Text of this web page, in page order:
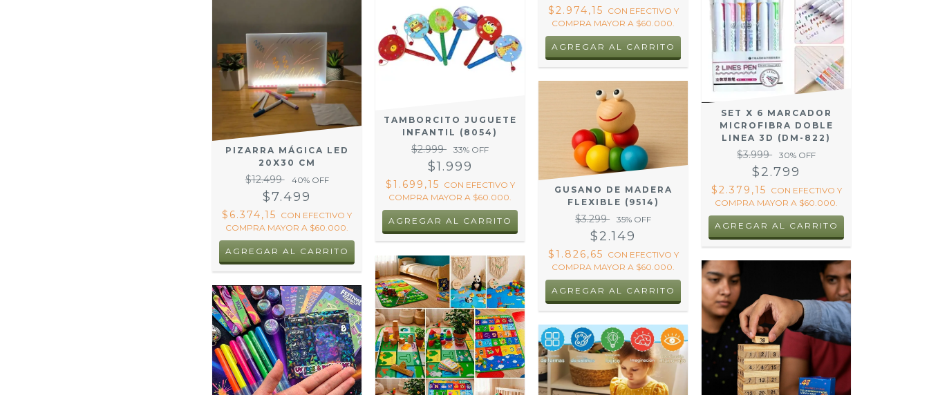
$2.974,15 CON EFECTIVO Y
COMPRA MAYOR A $60.000.
PIZARRA MÁGICA LED
20X30 CM
$12.499 40% OFF
$7.499
$6.374,15 CON EFECTIVO Y
COMPRA MAYOR A $60.000.
TAMBORCITO JUGUETE
INFANTIL (8054)
$2.999 33% OFF
$1.999
$1.699,15 CON EFECTIVO Y
COMPRA MAYOR A $60.000.
GUSANO DE MADERA
FLEXIBLE (9514)
$3.299 35% OFF
$2.149
$1.826,65 CON EFECTIVO Y
COMPRA MAYOR A $60.000.
SET X 6 MARCADOR
MICROFIBRA DOBLE
LINEA 3D (DM-822)
$3.999 30% OFF
$2.799
$2.379,15 CON EFECTIVO Y
COMPRA MAYOR A $60.000.